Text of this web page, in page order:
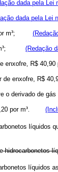
dada pela Lei
dada pela Lei
por m³;
m³; (Redação
enxofre, R$
de enxofre, R$
o derivado de
por m³.
líquidos
hidrocarbonetos